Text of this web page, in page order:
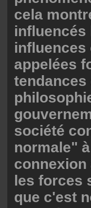
cela
influencés
appelées
tendances
société
normale"
les forces
que c'est